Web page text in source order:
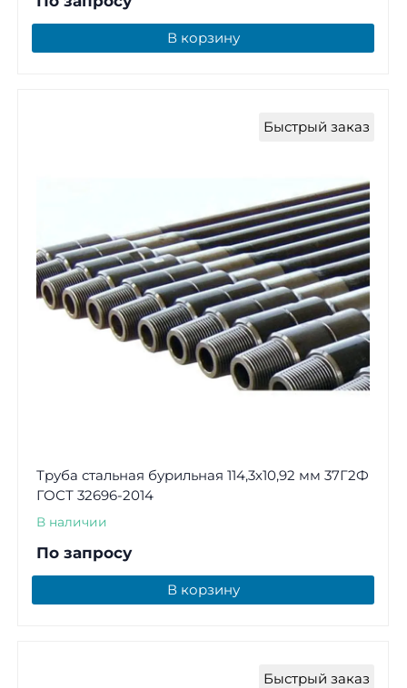
В корзину
Быстрый заказ
Труба стальная бурильная 114,3х10,92 мм 37Г2Ф
ГОСТ 32696-2014
В наличии
По запросу
В корзину
Быстрый заказ